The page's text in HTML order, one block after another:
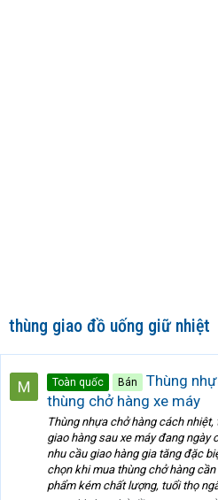
thùng giao đồ uống giữ nhiệt
Toàn quốc Bán
Thùng
thùng chở hàng xe máy
Thùng nhựa chở hàng cách
giao hàng sau xe máy đang ngày
nhu cầu giao hàng gia tăng đặc
chọn khi mua thùng chở hàng
phẩm kém chất lượng, tuổi thọ